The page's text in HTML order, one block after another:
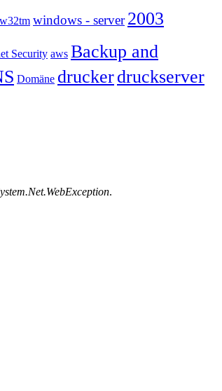
w32tm windows - server 2003
Security aws Backup and
Domäne druckerdruckserver
.